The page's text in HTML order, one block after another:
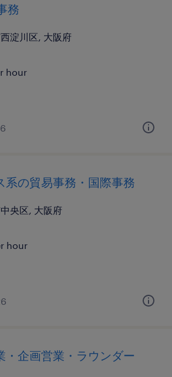
務
淀川区, 大阪府
hour
系の貿易事務・国際事務
央区, 大阪府
hour
・企画営業・ラウンダー